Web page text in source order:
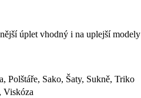
úplet vhodný i na uplejší
, Polštáře, Sako, Šaty, Sukně, Triko
Viskóza